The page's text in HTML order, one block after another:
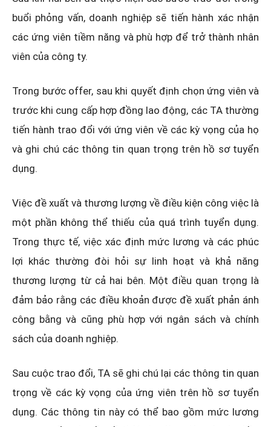
buổi phỏng vấn, doanh nghiệp sẽ tiến hành xác nhận
các ứng viên tiềm năng và phù hợp để trở thành nhân
viên của công ty.
Trong bước offer, sau khi quyết định chọn ứng viên và
trước khi cung cấp hợp đồng lao động, các TA thường
tiến hành trao đổi với ứng viên về các kỳ vọng của họ
và ghi chú các thông tin quan trọng trên hồ sơ tuyển
dụng.
Việc đề xuất và thương lượng về điều kiện công việc là
một phần không thể thiếu của quá trình tuyển dụng.
Trong thực tế, việc xác định mức lương và các phúc
lợi khác thường đòi hỏi sự linh hoạt và khả năng
thương lượng từ cả hai bên. Một điều quan trọng là
đảm bảo rằng các điều khoản được đề xuất phản ánh
công bằng và cũng phù hợp với ngân sách và chính
sách của doanh nghiệp.
Sau cuộc trao đổi, TA sẽ ghi chú lại các thông tin quan
trọng về các kỳ vọng của ứng viên trên hồ sơ tuyển
dụng. Các thông tin này có thể bao gồm mức lương